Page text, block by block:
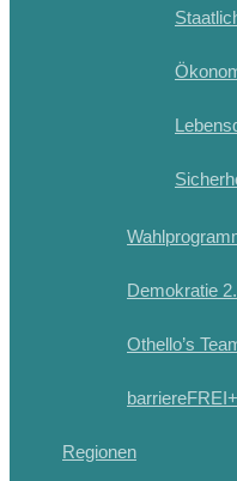
Demokratie
Othello’s
barriereFREI+
Regionen